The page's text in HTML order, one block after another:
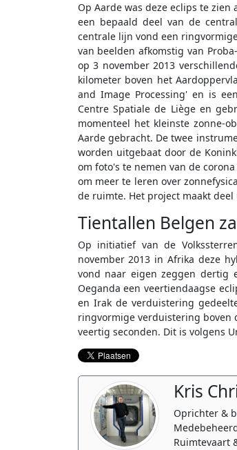
Op Aarde was deze eclips te
een bepaald deel van de
centrale lijn vond een
van beelden afkomstig van
op 3 november 2013
kilometer boven het
and Image Processing' en is
Centre Spatiale de Liège en
momenteel het kleinste zonne-
Aarde gebracht. De twee
worden uitgebaat door de
om foto's te nemen van de
om meer te leren over
de ruimte. Het project maakt deel
Tientallen Belgen
Op initiatief van de
november 2013 in Afrika deze
vond naar eigen zeggen dertig
Oeganda een veertiendaagse
en Irak de verduistering
ringvormige verduistering boven
veertig seconden. Dit is volgens
Kris
Oprichter &
Ruimtevaart